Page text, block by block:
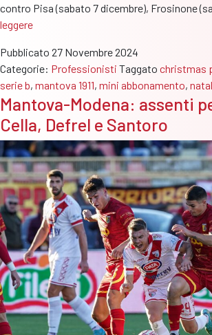
contro Pisa (sabato 7 dicembre), Frosinone
leggereNatale
Martelli
con
il
mini-
abbonamento
“Mantova
Christmas
Pack”
Pubblicato 27 Novembre 2024
Categorie: Professionisti Taggato christmas
serie b, mantova 1911, mini abbonamento,
Mantova-Modena: assenti
Cella, Defrel e Santoro